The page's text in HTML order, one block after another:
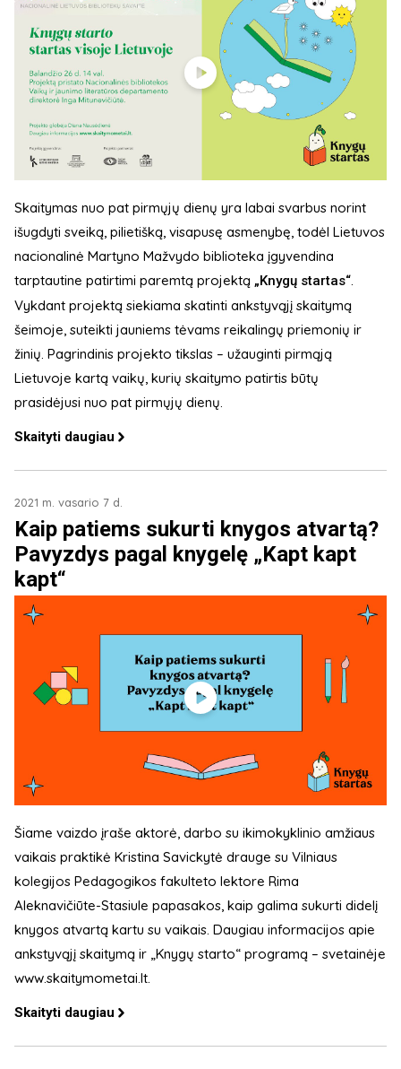
Skaitymas nuo pat pirmųjų dienų yra labai svarbus norint
išugdyti sveiką, pilietišką, visapusę asmenybę, todėl Lietuvos
nacionalinė Martyno Mažvydo biblioteka įgyvendina
tarptautine patirtimi paremtą projektą „Knygų startas“
Vykdant projektą siekiama skatinti ankstyvąjį skaitymą
šeimoje, suteikti jauniems tėvams reikalingų priemonių ir
žinių. Pagrindinis projekto tikslas – užauginti pirmąją
Lietuvoje kartą vaikų, kurių skaitymo patirtis būtų
prasidėjusi nuo pat pirmųjų dienų.
Skaityti daugiau
2021 m. vasario 7 d.
Kaip patiems sukurti knygos atvartą?
Pavyzdys pagal knygelę „Kapt kapt
kapt“
Šiame vaizdo įraše aktorė, darbo su ikimokyklinio amžiaus
vaikais praktikė Kristina Savickytė drauge su Vilniaus
kolegijos Pedagogikos fakulteto lektore Rima
Aleknavičiūte-Stasiule papasakos, kaip galima sukurti didelį
knygos atvartą kartu su vaikais. Daugiau informacijos apie
ankstyvąjį skaitymą ir „Knygų starto“ programą – svetainėje
www.skaitymometai.lt.
Skaityti daugiau